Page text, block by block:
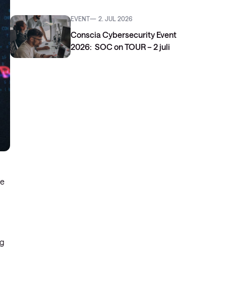
EVENT 2. JUL 2026
Conscia Cybersecurity Event
2026: SOC on TOUR – 2 juli